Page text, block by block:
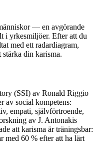
— en avgörande
i yrkesmiljöer. Efter att du
med ett radardiagram,
stärka din karisma.
(SSI) av Ronald Riggio
av social kompetens:
empati, självförtroende,
av J. Antonakis
att karisma är träningsbar:
med 60 % efter att ha lärt